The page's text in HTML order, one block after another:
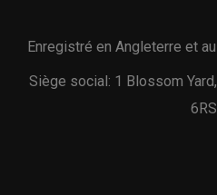
Enregistré en Angleterre et
Siège social: 1 Blossom
6RS